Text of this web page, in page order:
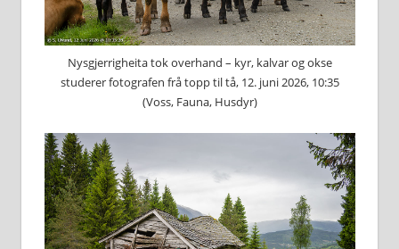
Nysgjerrigheita tok overhand – kyr, kalvar og okse
studerer fotografen frå topp til tå, 12. juni 2026, 10:35
(Voss, Fauna, Husdyr)